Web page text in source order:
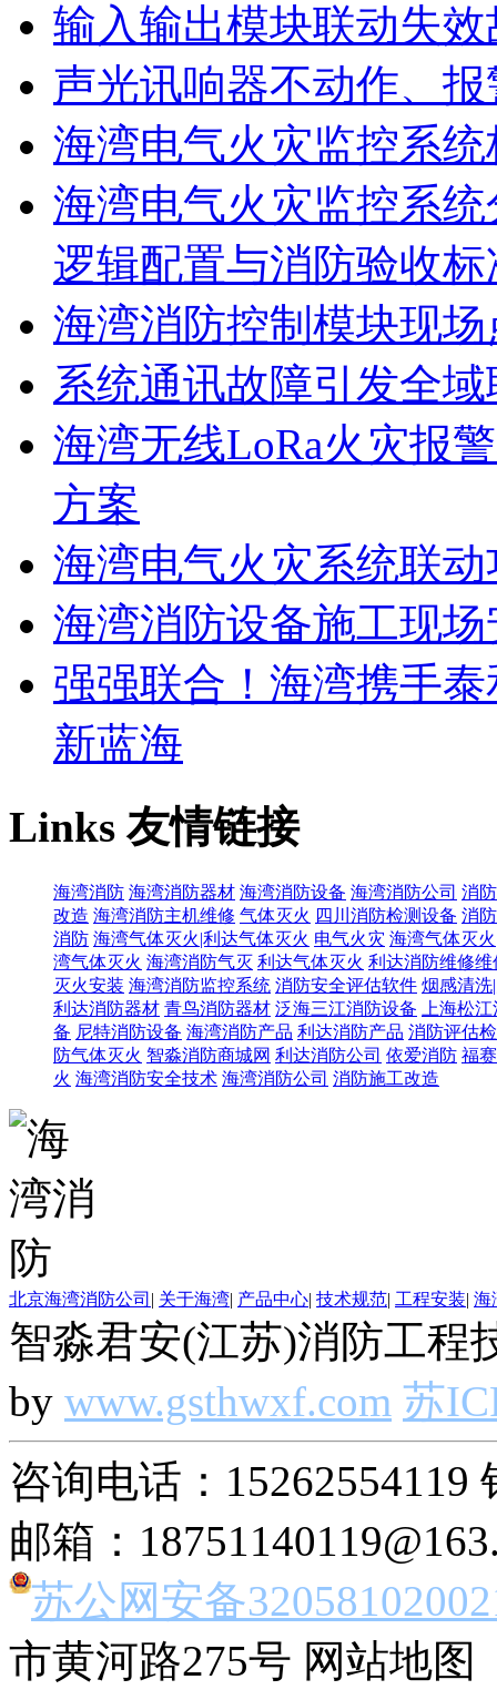
输入输出模块联动失效
声光讯响器不动作、
海湾电气火灾监控系
海湾电气火灾监控系
逻辑配置与消防验收标
海湾消防控制模块现
系统通讯故障引发全
海湾无线LoRa火灾报
方案
海湾电气火灾系统联
海湾消防设备施工现
强强联合！海湾携手
新蓝海
Links友情链接
海湾消防 海湾消防器材 海湾消防设备 海湾消防公司 消
改造 海湾消防主机维修 气体灭火 四川消防检测设备 消
消防 海湾气体灭火|利达气体灭火 电气火灾 海湾气体灭
湾气体灭火 海湾消防气灭 利达气体灭火 利达消防维修维
灭火安装 海湾消防监控系统 消防安全评估软件 烟感清洗
利达消防器材 青鸟消防器材 泛海三江消防设备
上海松
备 尼特消防设备 海湾消防产品 利达消防产品 消防评估
防气体灭火 智淼消防商城网 利达消防公司 依爱消防 福
火 海湾消防安全技术 海湾消防公司 消防施工改造
北京海湾消防公司 | 关于海湾| 产品中心| 技术规范| 工程安装| 海
智淼君安(江苏)消防工程
by www.gsthwxf.com 苏
咨询电话：15262554119
邮箱：
苏公网安备
市黄河路275号 网站地图